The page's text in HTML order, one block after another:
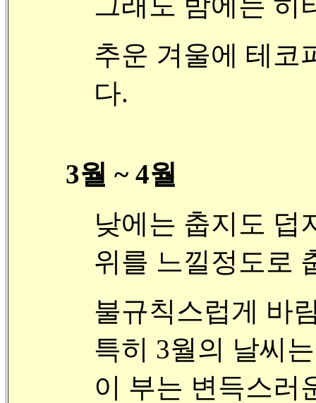
추운 겨울에 테코
다.
3월 ~ 4월
낮에는 춥지도 덥
위를 느낄정도로
불규칙스럽게 바
특히 3월의 날씨
이 부는 변득스러